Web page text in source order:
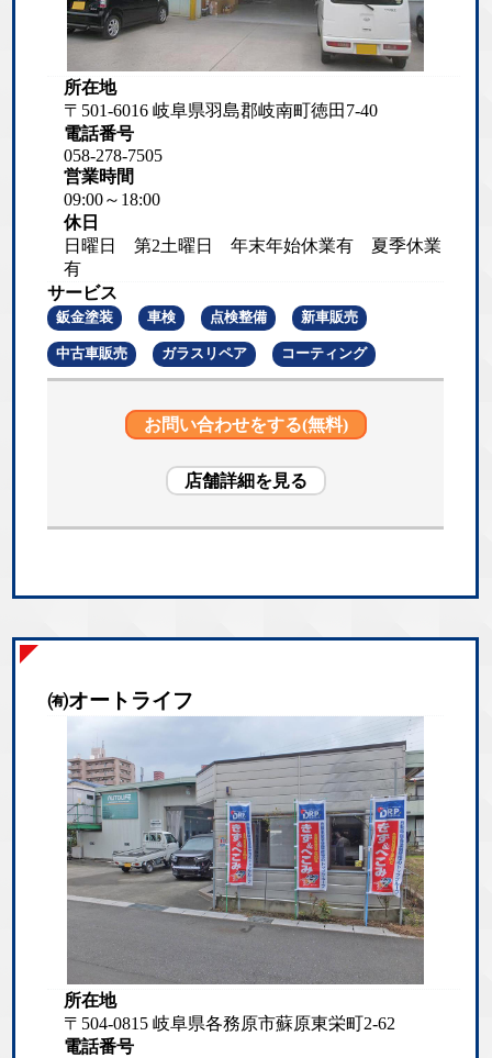
所在地
〒501-6016 岐阜県羽島郡岐南町徳田7-40
電話番号
058-278-7505
営業時間
09:00～18:00
休日
日曜日 第2土曜日 年末年始休業有 夏季休業
有
サービス
鈑金塗装 車検 点検整備 新車販売
中古車販売 ガラスリペア コーティング
お問い合わせをする(無料)
店舗詳細を見る
㈲オートライフ
所在地
〒504-0815 岐阜県各務原市蘇原東栄町2-62
電話番号